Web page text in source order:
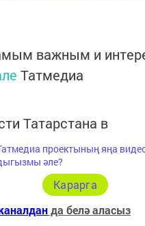
важным и
Татмедиа
Татарстана в
мессенджере MАХ:
районы яңалыкларын
да белә аласыз
проектының яңа
әле?
Карарга